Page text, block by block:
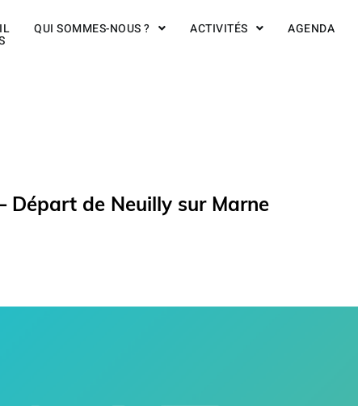
QUI SOMMES-NOUS ? ACTIVITÉS AGENDA
Départ de Neuilly sur Marne